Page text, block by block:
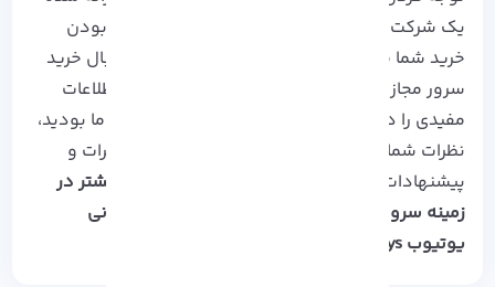
یک شرکت میزبانی می تواند موجب موفقیت آمیز بودن
خرید شما شود. اگر شما نیز به عنوان تریدر به دنبال خرید
سرور مجازی ترید هستید، این آموزش می تواند اطلاعات
مفیدی را در اختیارتان قرار دهد. ممنون که همراه ما بودید،
نظرات شما همواره سرلوحه کار ما است. منتظر نظرات و
پیشنهادات ارزشمند شما هستیم.
برای اطلاعات بیشتر در
زمینه سرویس های میزبانی وب می توانید به نشانی
یوتیوب Azarsys